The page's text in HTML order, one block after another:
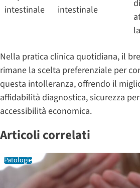
intestinale
intestinale
Nella pratica clinica quotidiana, il
rimane la scelta preferenziale per
questa intolleranza, offrendo il
affidabilità diagnostica, sicurezza
accessibilità economica.
Articoli correlati
Patologie